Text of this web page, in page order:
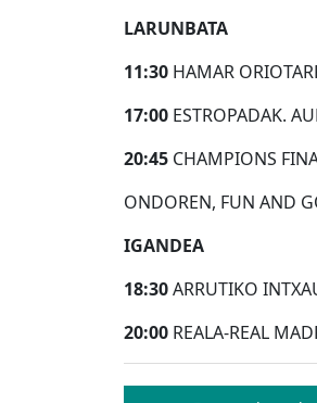
LARUNBATA
11:30 HAMAR
17:00 ESTROPADAK.
20:45 CHAMPIONS
ONDOREN, FUN AND
IGANDEA
18:30ARRUTIKO
20:00 REALA-REAL
Bidalketetan